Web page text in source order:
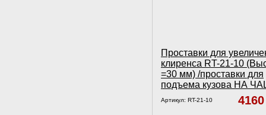
Проставки для
клиренса RT-21-10
=30 мм) /проставки для
подъема кузова НА
Артикул: RT-21-10